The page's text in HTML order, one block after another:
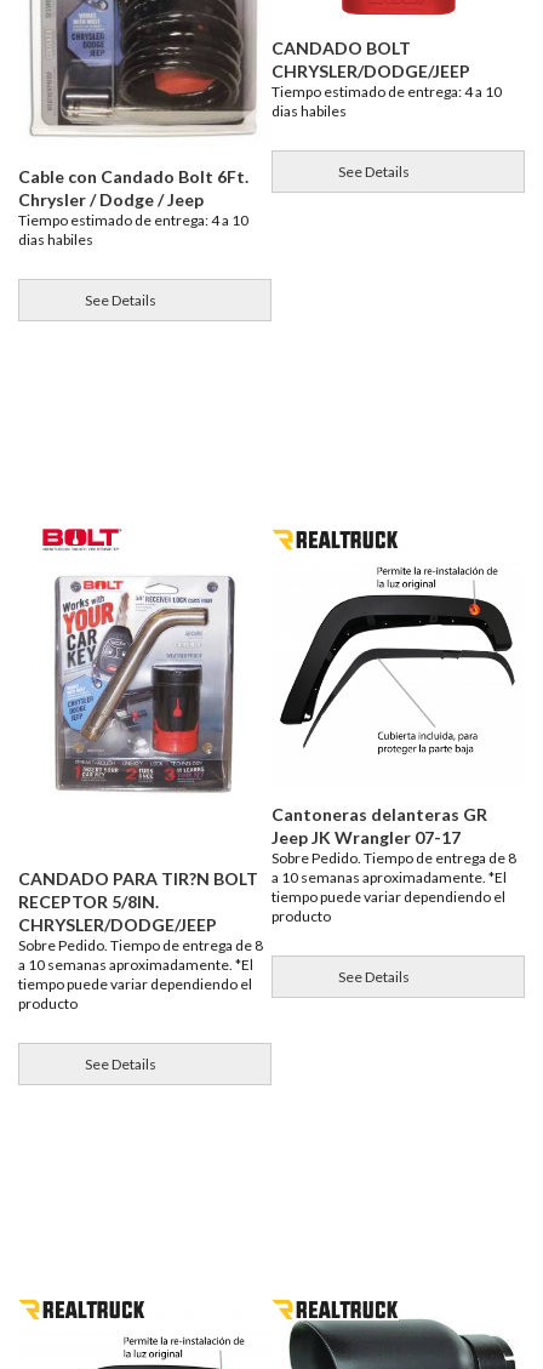
Cable con Candado Bolt 6Ft.
Chrysler / Dodge / Jeep
Tiempo estimado de entrega: 4 a 10
dias habiles
See Details
CANDADO BOLT
CHRYSLER/DODGE/JEEP
Tiempo estimado de entrega: 4 a 10
dias habiles
See Details
CANDADO PARA TIR?N BOLT
RECEPTOR 5/8IN.
CHRYSLER/DODGE/JEEP
Sobre Pedido. Tiempo de entrega de 8
a 10 semanas aproximadamente. *El
tiempo puede variar dependiendo el
producto
See Details
Cantoneras delanteras GR
Jeep JK Wrangler 07-17
Sobre Pedido. Tiempo de entrega de 8
a 10 semanas aproximadamente. *El
tiempo puede variar dependiendo el
producto
See Details